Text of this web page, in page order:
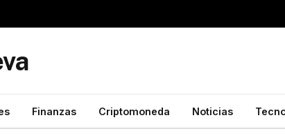
Finanzas Criptomoneda Noticias